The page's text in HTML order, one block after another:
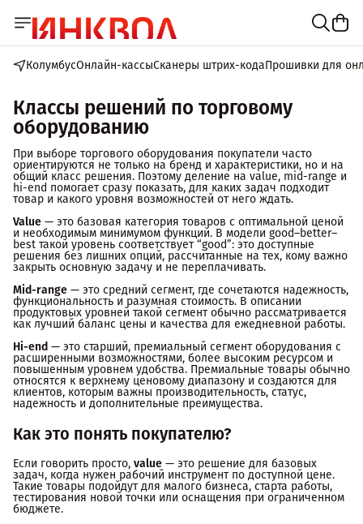
КолумбусОнлайн-кассыСканеры штрих-кодаПрошивки для
Классы решений по торговому
оборудованию
При выборе торгового оборудования покупатели часто
ориентируются не только на бренд и характеристики, но и на
общий класс решения. Поэтому деление на value, mid-range и
hi-end помогает сразу показать, для каких задач подходит
товар и какого уровня возможностей от него ждать.
Value — это базовая категория товаров с оптимальной ценой
и необходимым минимумом функций. В модели good–better–
best такой уровень соответствует “good”: это доступные
решения без лишних опций, рассчитанные на тех, кому важно
закрыть основную задачу и не переплачивать.
Mid-range — это средний сегмент, где сочетаются надежность,
функциональность и разумная стоимость. В описании
продуктовых уровней такой сегмент обычно рассматривается
как лучший баланс цены и качества для ежедневной работы.
Hi-end — это старший, премиальный сегмент оборудования с
расширенными возможностями, более высоким ресурсом и
повышенным уровнем удобства. Премиальные товары обычно
относятся к верхнему ценовому диапазону и создаются для
клиентов, которым важны производительность, статус,
надежность и дополнительные преимущества.
Как это понять покупателю?
Если говорить просто, value — это решение для базовых
задач, когда нужен рабочий инструмент по доступной цене.
Такие товары подойдут для малого бизнеса, старта работы,
тестирования новой точки или оснащения при ограниченном
бюджете.